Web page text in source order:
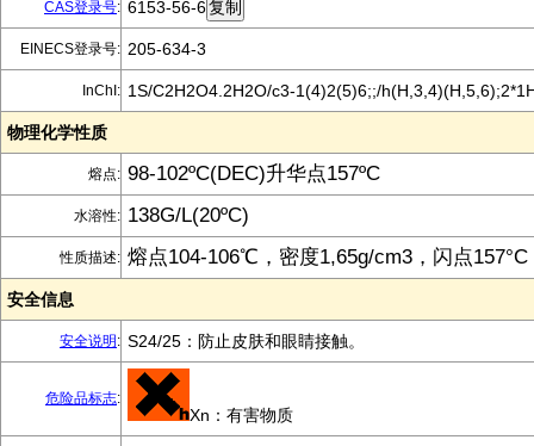
CAS登录号: 6153-56-6
EINECS登录号: 205-634-3
InChI: 1S/C2H2O4.2H2O/c3-1(4)2(5)6;;/
物理化学性质
熔点: 98-102ºC(DEC)升华点157ºC
水溶性: 138G/L(20ºC)
性质描述: 熔点104-106℃，密度1,65g/cm3，闪点157°C
安全信息
安全说明 : S24/25：防止皮肤和眼睛接触。
危险品标志:
Xn：有害物质